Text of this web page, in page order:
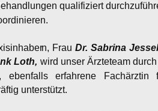
qualifiziert
n, Frau Dr. Sabrina
Loth, wird unser Ärzteteam
, ebenfalls erfahrene Fachärztin
unterstützt.